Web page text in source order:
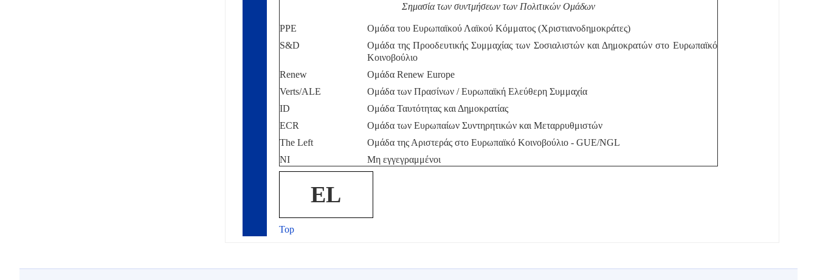
Σημασία των συντμήσεων των Πολιτικών Ομάδων
PPE
Ομάδα του Ευρωπαϊκού Λαϊκού Κόμματος (Χριστιανοδημοκράτες)
S&D
Ομάδα της Προοδευτικής Συμμαχίας των Σοσιαλιστών και Δημοκρατών στο Ευρωπαϊκό
Κοινοβούλιο
Renew
Ομάδα Renew Europe
Verts/ALE
Ομάδα των Πρασίνων / Ευρωπαϊκή Ελεύθερη Συμμαχία
ID
Ομάδα Ταυτότητας και Δημοκρατίας
ECR
Ομάδα των Ευρωπαίων Συντηρητικών και Μεταρρυθμιστών
The Left
Ομάδα της Αριστεράς στο Ευρωπαϊκό Κοινοβούλιο - GUE/NGL
NI
Μη εγγεγραμμένοι
EL
Top